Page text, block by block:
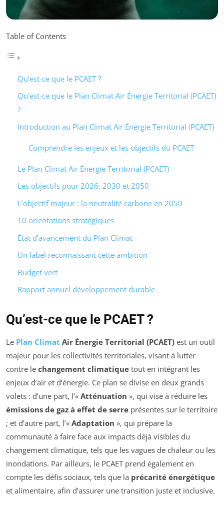
Table of Contents
Qu’est-ce que le PCAET ?
Qu’est-ce que le Plan Climat Air Énergie Territorial (PCAET)
?
Introduction au Plan Climat Air Énergie Territorial (PCAET)
Comprendre les enjeux et les objectifs du PCAET
Le Plan Climat Air Énergie Territorial (PCAET)
Les objectifs pour 2026, 2030 et 2050
L’objectif majeur : la neutralité carbone en 2050
10 orientations stratégiques
État d’avancement du Plan Climat
Un label reconnaissant cette ambition
Budget vert
Rapport annuel développement durable
Qu’est-ce que le PCAET ?
Le Plan Climat Air Énergie Territorial (PCAET) est un outil
majeur pour les collectivités territoriales, visant à lutter
contre le changement climatique tout en intégrant les
enjeux d’air et d’énergie. Ce plan se divise en deux grands
volets : d’une part, l’« Atténuation », qui vise à réduire les
émissions de gaz à effet de serre présentes sur le territoire
; et d’autre part, l’« Adaptation », qui prépare la
communauté à faire face aux impacts déjà visibles du
changement climatique, tels que les vagues de chaleur ou les
inondations. Par ailleurs, le PCAET prend également en
compte les défis sociaux, tels que la précarité énergétique
et alimentaire, afin d’assurer une transition juste et inclusive.